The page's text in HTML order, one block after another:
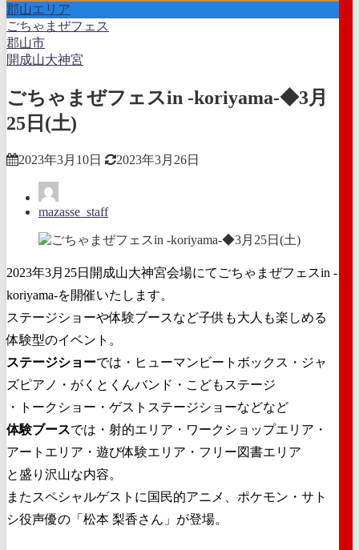
郡山エリア
ごちゃまぜフェス
郡山市
開成山大神宮
ごちゃまぜフェスin -koriyama-◆3月
25日(土)
2023年3月10日 2023年3月26日
mazasse_staff
2023年3月25日開成山大神宮会場にてごちゃまぜフェスin -
koriyama-を開催いたします。
ステージショーや体験ブースなど子供も大人も楽しめる
体験型のイベント。
ステージショーでは・ヒューマンビートボックス・ジャ
ズピアノ・がくとくんバンド・こどもステージ
・トークショー・ゲストステージショーなどなど
体験ブースでは・射的エリア・ワークショップエリア・
アートエリア・遊び体験エリア・フリー図書エリア
と盛り沢山な内容。
またスペシャルゲストに国民的アニメ、ポケモン・サト
シ役声優の「松本 梨香さん」が登場。